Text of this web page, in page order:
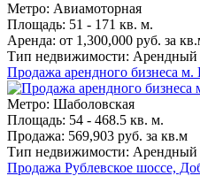
Метро: Авиамоторная
Площадь: 51 - 171 кв. м.
Аренда: от 1,300,000 руб. за
Тип недвижимости: Арендный
Продажа арендного бизнеса
Метро: Шаболовская
Площадь: 54 - 468.5 кв. м.
Продажа: 569,903 руб. за кв.м
Тип недвижимости: Арендный
Продажа Рублевское шоссе,